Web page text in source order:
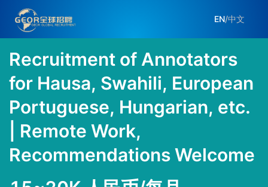
EN/中文
Recruitment of Annotators
for Hausa, Swahili, European
Portuguese, Hungarian, etc.
| Remote Work,
Recommendations Welcome